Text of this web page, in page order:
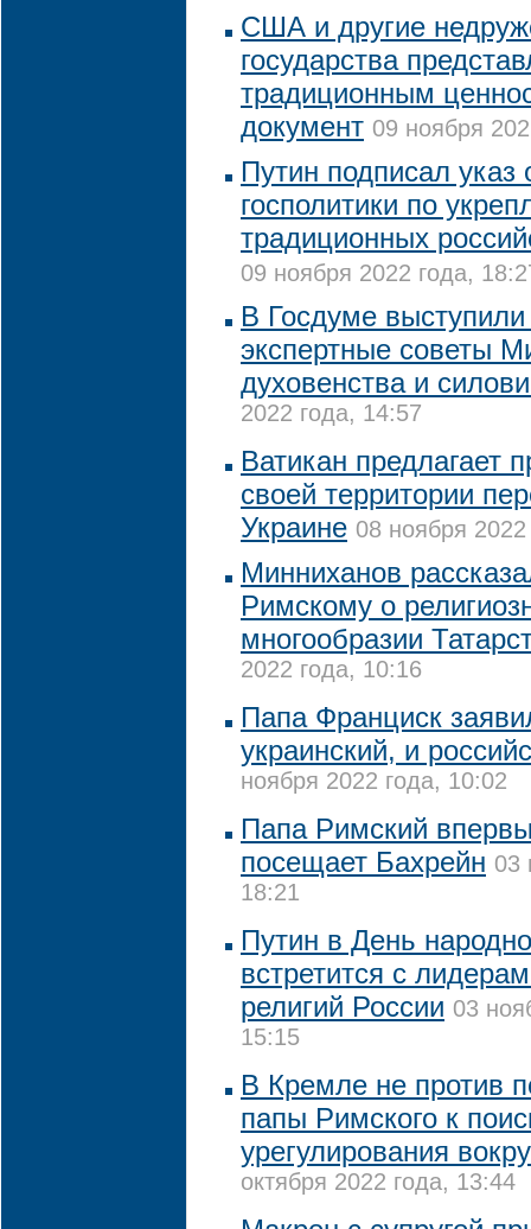
США и другие
государства
традиционным
документ 09 ноября
Путин подписал указ
госполитики по
традиционных
09 ноября 2022 года,
В Госдуме
экспертные советы
духовенства и
2022 года, 14:57
Ватикан предлагает
своей территории
Украине 08 ноября
Минниханов
Римскому о
многообразии
2022 года, 10:16
Папа Франциск
украинский, и
ноября 2022 года, 10:02
Папа Римский
посещает Бахрейн 03
18:21
Путин в День
встретится с
религий России 03
15:15
В Кремле не против
папы Римского к
урегулирования
октября 2022 года, 13:44